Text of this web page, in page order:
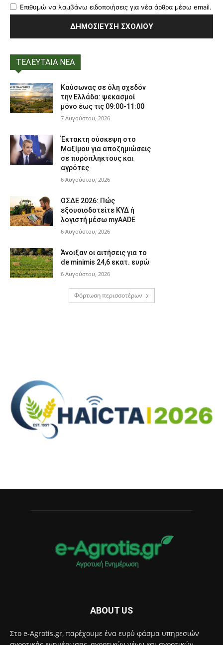
Επιθυμώ να λαμβάνω ειδοποιήσεις για νέα άρθρα μέσω email.
ΤΕΛΕΥΤΑΙΑ ΝΕΑ
Καύσωνας σε όλη σχεδόν
την Ελλάδα: ψεκασμοί
μόνο έως τις 09:00-11:00
7 Αυγούστου, 2026
Έκτακτη σύσκεψη στο
Μαξίμου για αποζημιώσεις
σε πυρόπληκτους και
αγρότες
6 Αυγούστου, 2026
ΟΣΔΕ 2026: Πώς
εξουσιοδοτείτε ΚΥΔ ή
λογιστή μέσω myAADE
6 Αυγούστου, 2026
Άνοιξαν οι αιτήσεις για το
de minimis 24,6 εκατ. ευρώ
6 Αυγούστου, 2026
Φόρτωση περισσοτέρων
ABOUT US
Στο e-Agrotis.gr, παρέχουμε ένα ευρύ φάσμα υπηρεσιών